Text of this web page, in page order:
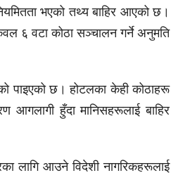
भएको तथ्य बाहिर आएको छ।
६ वटा कोठा सञ्चालन गर्ने अनुमति
पाइएको छ। होटलका केही कोठाहरू
आगलागी हुँदा मानिसहरूलाई बाहिर
लागि आउने विदेशी नागरिकहरूलाई